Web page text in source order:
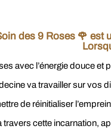
des 9 Roses 🌹
avec l’énergie douce
va travailler sur vos
de réinitialiser
travers cette incarnation,